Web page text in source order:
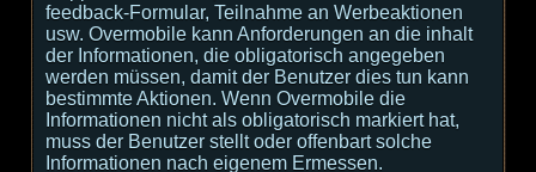
feedback-Formular, Teilnahme an Werbeaktionen
usw. Overmobile kann Anforderungen an die inhalt
der Informationen, die obligatorisch angegeben
werden müssen, damit der Benutzer dies tun kann
bestimmte Aktionen. Wenn Overmobile die
Informationen nicht als obligatorisch markiert hat,
muss der Benutzer stellt oder offenbart solche
Informationen nach eigenem Ermessen.